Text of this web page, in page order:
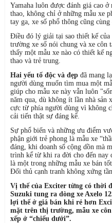
Yamaha luôn được đánh giá cao
thao, không chỉ ở những mẫu xe
tay ga, xe số phổ thông cũng
Điều đó lý giải tại sao thiết kế
trường xe số nói chung và xe
thấy một mẫu xe nào có thiết kế
thao và trẻ trung.
Hai yếu tố độc và đẹp đã mang
người dùng muốn tìm mua một
giúp cho mẫu xe này vẫn luôn
năm qua, dù không ít lần nhà sản
cực từ phía người dùng vì không
cải tiến thật sự đáng kể.
Sự phổ biến và những ưu điểm
phận giới trẻ phong là mẫu xe
đáng, khi doanh số cộng dồn mà
trình kể từ khi ra đời cho đến nay
là một trong những mẫu xe bán
Đối thủ cạnh tranh không xứng
Vị thế của Exciter từng có thời
Suzuki tung ra dòng xe Axelo
lợi thế ở giá bán khi rẻ hơn
mặt trên thị trường, mẫu xe
xếp ở “chiếu dưới”.